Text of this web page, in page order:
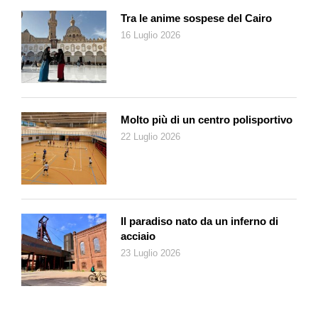
Hillary Clinton è stata la prima a subire quel metodo di cui
abbiamo preso consapevolezza in seguito alla sua sconfitta (e
nemmeno subito). Sul palco di Chicago, interrotta da applausi
continui, lei ha detto: «Dopo il 2016, ci siamo rifiutati di
rassegnarci rispetto all’America, milioni di persone hanno
protestato, alcuni si sono candidati, abbiamo tenuto gli occhi
fissi sul futuro. Bene, amici miei, il futuro è qui». Hillary Clinton
ha tracciato una linea tra la sua esperienza e quella di Kamala
Harris, ha detto che non c’è nulla di sorprendente nel modo
con cui Trump prende in giro Harris, il suo nome, il suo modo
di ridere – «sounds familiar», ha detto Clinton: applauso – ma
qualcosa è cambiato, c’è un’energia nuova, si sente ed è
ovunque.
La linea dritta per Clinton ha a che fare con la possibilità che gli
americani possano eleggere la loro prima presidente donna; ha
Tra le anime sospese del Cairo
16 Luglio 2026
Molto più di un centro polisportivo
22 Luglio 2026
Il paradiso nato da un inferno di
acciaio
23 Luglio 2026